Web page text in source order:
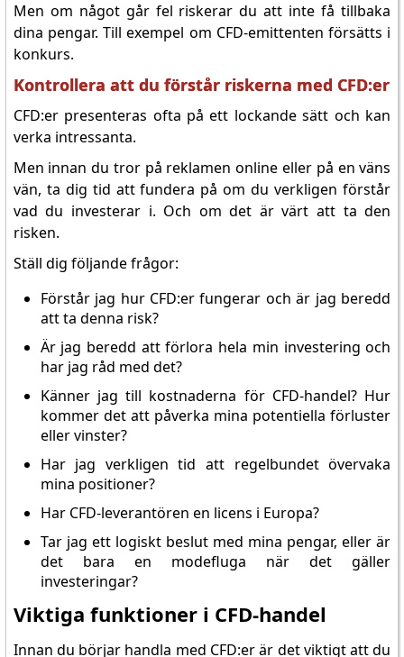
Men om något går fel riskerar du att inte få tillbaka
dina pengar. Till exempel om CFD-emittenten försätts i
konkurs.
Kontrollera att du förstår riskerna med CFD:er
CFD:er presenteras ofta på ett lockande sätt och kan
verka intressanta.
Men innan du tror på reklamen online eller på en väns
vän, ta dig tid att fundera på om du verkligen förstår
vad du investerar i. Och om det är värt att ta den
risken.
Ställ dig följande frågor:
Förstår jag hur CFD:er fungerar och är jag beredd
att ta denna risk?
Är jag beredd att förlora hela min investering och
har jag råd med det?
Känner jag till kostnaderna för CFD-handel? Hur
kommer det att påverka mina potentiella förluster
eller vinster?
Har jag verkligen tid att regelbundet övervaka
mina positioner?
Har CFD-leverantören en licens i Europa?
Tar jag ett logiskt beslut med mina pengar, eller är
det bara en modefluga när det gäller
investeringar?
Viktiga funktioner i CFD-handel
Innan du börjar handla med CFD:er är det viktigt att du